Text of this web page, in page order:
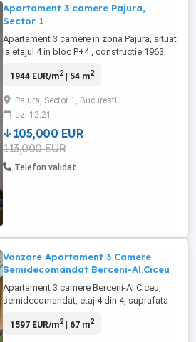
Apartament 3 camere Pajura,
Sector 1
Apartament 3 camere in zona Pajura, situat
la etajul 4 in bloc P+4 , constructie 1963,
semidecomandat, neamenajat, bloc
Str. Pajurei, Oficiul Postal Pajura, Metrou
Jiului, Bucurestii Noi, Pod Constanta.
1944 EUR/m2| 54 m2
Pajura, Sector 1, Bucuresti
azi 12:21
105,000 EUR
113,000 EUR
Telefon validat
Vanzare Apartament 3 Camere
Semidecomandat Berceni-Al.Ciceu
Apartament 3 camere Berceni-Al.Ciceu,
semidecomandat, etaj 4 din 4, suprafata
cu geam termopan, parchet, gresie,
1597 EUR/m2| 67 m2